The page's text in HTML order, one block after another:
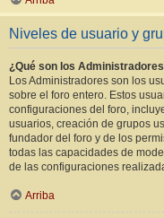
Niveles de usuario y
¿Qué son los
Los Administradores son los
sobre el foro entero. Estos
configuraciones del foro,
usuarios, creación de grupos
fundador del foro y de los
todas las capacidades de
de las configuraciones
Arriba